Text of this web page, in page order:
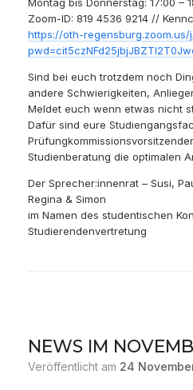
Zoom-ID: 819 4536 9214 //
https://oth-regensburg.zoom.us/
Sind bei euch trotzdem noch
andere Schwierigkeiten,
Meldet euch wenn etwas nicht
Dafür sind eure
Studienberatung die optimalen
Der Sprecher:innenrat – Susi,
Regina & Simon
im Namen des studentischen
Studierendenvertretung
NEWS IM
Veröffentlicht am 24